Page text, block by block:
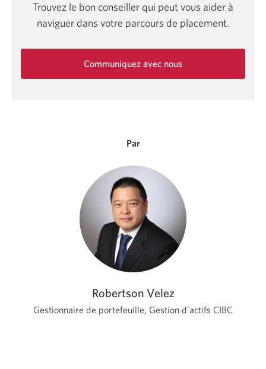
Trouvez le bon conseiller qui peut vous aider à
naviguer dans votre parcours de placement.
Communiquez avec nous
Par
Robertson Velez
Gestionnaire de portefeuille, Gestion d’actifs CIBC